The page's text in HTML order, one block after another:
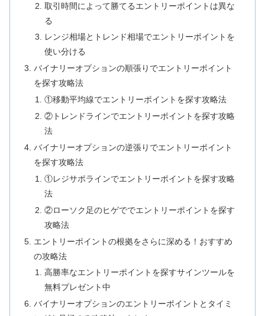
取引時間によって勝てるエントリーポイントは異な
る
レンジ相場とトレンド相場でエントリーポイントを
使い分ける
バイナリーオプションの順張りでエントリーポイント
を探す攻略法
①移動平均線でエントリーポイントを探す攻略法
②トレンドラインでエントリーポイントを探す攻略
法
バイナリーオプションの逆張りでエントリーポイント
を探す攻略法
①レジサポラインでエントリーポイントを探す攻略
法
②ローソク足のヒゲででエントリーポイントを探す
攻略法
エントリーポイントの根拠をさらに深める！おすすめ
の攻略法
高勝率なエントリーポイントを探すサインツールを
無料プレゼント中
バイナリーオプションのエントリーポイントとタイミ